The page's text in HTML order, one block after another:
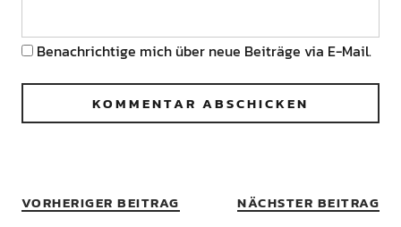
Benachrichtige mich über neue Beiträge via E-Mail.
VORHERIGER BEITRAG NÄCHSTER BEITRAG